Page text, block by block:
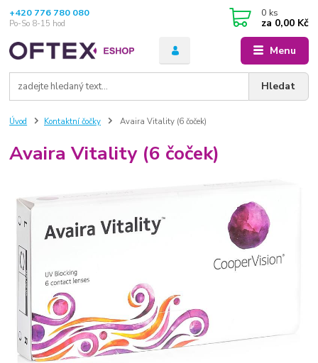
Menu
Hledat
+420 776 780 080
Po-So 8-15 hod
0 ks
za 0,00 Kč
Úvod Kontaktní čočky Avaira Vitality (6 čoček)
Avaira Vitality (6 čoček)